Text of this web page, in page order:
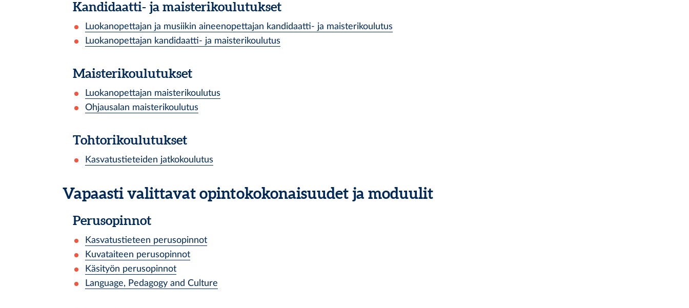
Kandidaatti- ja maisterikoulutukset
Luokanopettajan ja musiikin aineenopettajan kandidaatti- ja maisterikoulutus
Luokanopettajan kandidaatti- ja maisterikoulutus
Maisterikoulutukset
Luokanopettajan maisterikoulutus
Ohjausalan maisterikoulutus
Tohtorikoulutukset
Kasvatustieteiden jatkokoulutus
Vapaasti valittavat opintokokonaisuudet ja moduulit
Perusopinnot
Kasvatustieteen perusopinnot
Kuvataiteen perusopinnot
Käsityön perusopinnot
Language, Pedagogy and Culture